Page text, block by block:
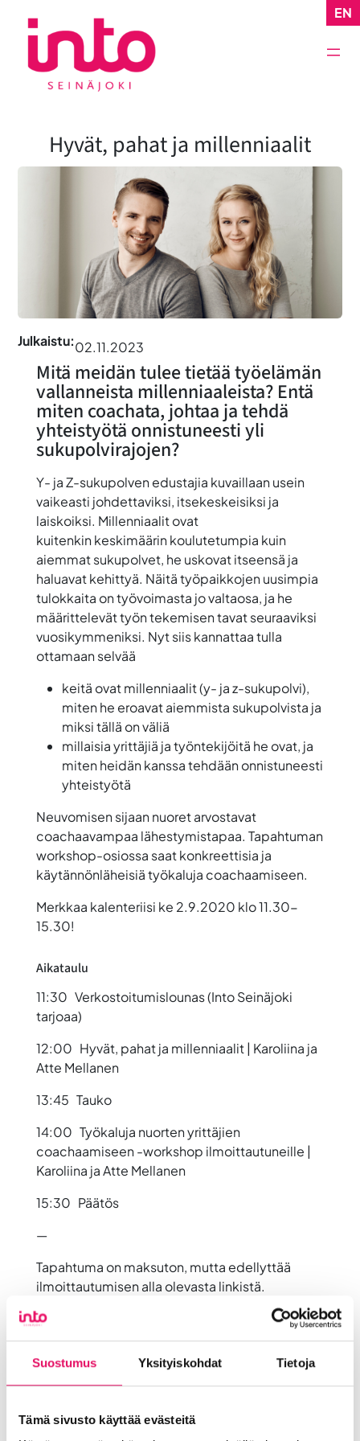
Suostumus Yksityiskohdat Tietoja
Tämä sivusto käyttää evästeitä
sisältöön
EN
Hyvät, pahat ja millenniaalit
Julkaistu:02.11.2023
Mitä meidän tulee tietää työelämän
vallanneista millenniaaleista? Entä
miten coachata, johtaa ja tehdä
yhteistyötä onnistuneesti yli
sukupolvirajojen?
Y- ja Z-sukupolven edustajia kuvaillaan usein
vaikeasti johdettaviksi, itsekeskeisiksi ja
laiskoiksi. Millenniaalit ovat
kuitenkin keskimäärin koulutetumpia kuin
aiemmat sukupolvet, he uskovat itseensä ja
haluavat kehittyä. Näitä työpaikkojen uusimpia
tulokkaita on työvoimasta jo valtaosa, ja he
määrittelevät työn tekemisen tavat seuraaviksi
vuosikymmeniksi. Nyt siis kannattaa tulla
ottamaan selvää
keitä ovat millenniaalit (y- ja z-sukupolvi),
miten he eroavat aiemmista sukupolvista ja
miksi tällä on väliä
millaisia yrittäjiä ja työntekijöitä he ovat, ja
miten heidän kanssa tehdään onnistuneesti
yhteistyötä
Neuvomisen sijaan nuoret arvostavat
coachaavampaa lähestymistapaa. Tapahtuman
workshop-osiossa saat konkreettisia ja
käytännönläheisiä työkaluja coachaamiseen.
Merkkaa kalenteriisi ke 2.9.2020 klo 11.30-
15.30!
Aikataulu
11:30 Verkostoitumislounas (Into Seinäjoki
tarjoaa)
12:00 Hyvät, pahat ja millenniaalit | Karoliina ja
Atte Mellanen
13:45 Tauko
14:00 Työkaluja nuorten yrittäjien
coachaamiseen -workshop ilmoittautuneille |
Karoliina ja Atte Mellanen
15:30 Päätös
—
Tapahtuma on maksuton, mutta edellyttää
ilmoittautumisen alla olevasta linkistä.
HUOM!
Mellasten puheenvuoro ”Hyvät, pahat ja
millenniaalit” streamataan YouTubeen. Jos
haluat osallistua mukaan etänä, niin ilmoittaudu
knuuttila@intoseinajoki.fi)
Jaa artikkeli